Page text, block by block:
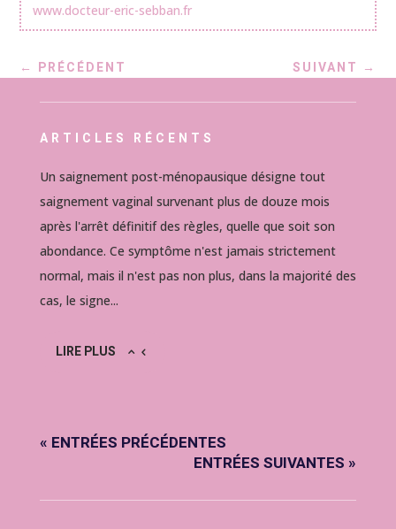
www.docteur-eric-sebban.fr
← PRÉCÉDENT SUIVANT →
ARTICLES RÉCENTS
Un saignement post-ménopausique désigne tout
saignement vaginal survenant plus de douze mois
après l'arrêt définitif des règles, quelle que soit son
abondance. Ce symptôme n'est jamais strictement
normal, mais il n'est pas non plus, dans la majorité des
cas, le signe...
LIRE PLUS
« ENTRÉES PRÉCÉDENTES
ENTRÉES SUIVANTES »